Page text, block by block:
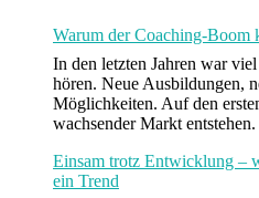
Warum der Coaching-Boom
In den letzten Jahren war
hören. Neue Ausbildungen,
Möglichkeiten. Auf den
wachsender Markt
Einsam trotz Entwicklung –
ein Trend